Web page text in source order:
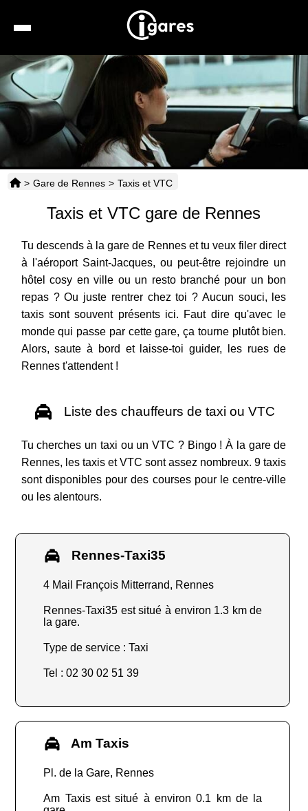
Recherche
Location de voiture
Hôtels
Taxis
Horaires
> Gare de Rennes > Taxis et VTC
Taxis et VTC gare de Rennes
Tu descends à la gare de Rennes et tu veux filer direct
à l'aéroport Saint-Jacques, ou peut-être rejoindre un
hôtel cosy en ville ou un resto branché pour un bon
repas ? Ou juste rentrer chez toi ? Aucun souci, les
taxis sont souvent présents ici. Faut dire qu'avec le
monde qui passe par cette gare, ça tourne plutôt bien.
Alors, saute à bord et laisse-toi guider, les rues de
Rennes t'attendent !
Liste des chauffeurs de taxi ou VTC
Tu cherches un taxi ou un VTC ? Bingo ! À la gare de
Rennes, les taxis et VTC sont assez nombreux. 9 taxis
sont disponibles pour des courses pour le centre-ville
ou les alentours.
Rennes-Taxi35
4 Mail François Mitterrand, Rennes
Rennes-Taxi35 est situé à environ 1.3 km de
la gare.
Type de service : Taxi
Tel : 02 30 02 51 39
Am Taxis
Pl. de la Gare, Rennes
Am Taxis est situé à environ 0.1 km de la